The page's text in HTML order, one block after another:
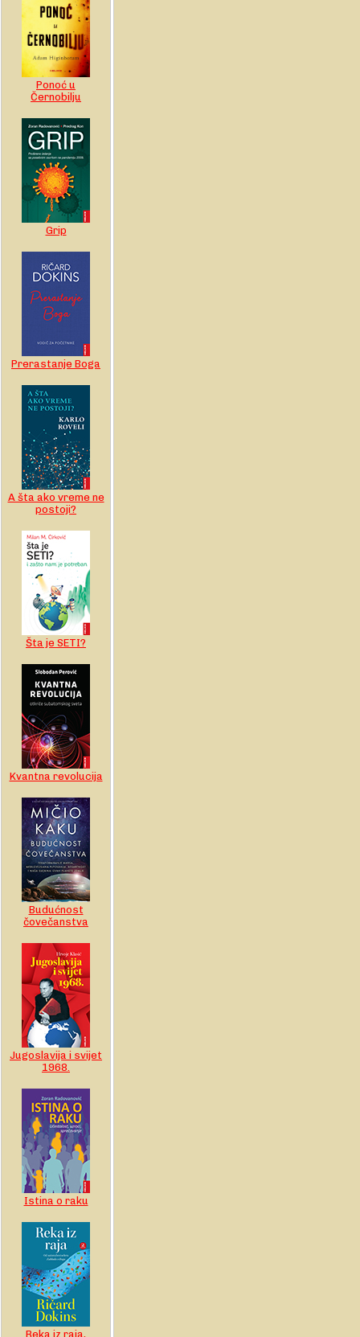
Ponoć u
Černobilju
Grip
Prerastanje Boga
A šta ako vreme ne
postoji?
Šta je SETI?
Kvantna revolucija
Budućnost
čovečanstva
Jugoslavija i svijet
1968.
Istina o raku
Reka iz raja,